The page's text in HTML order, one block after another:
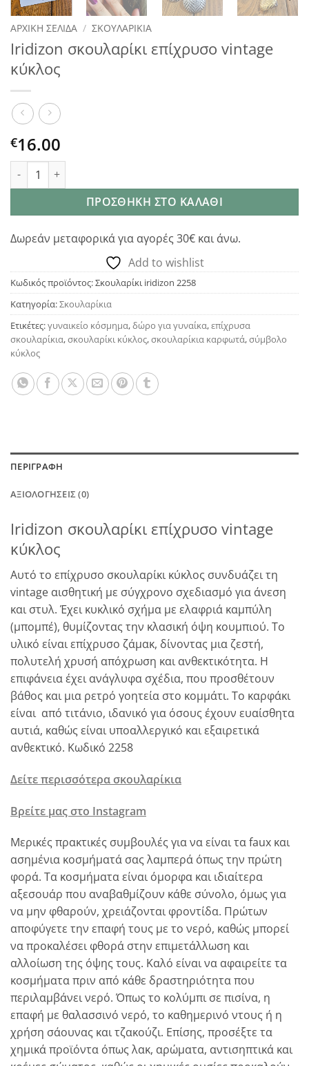
ΑΡΧΙΚΉ ΣΕΛΊΔΑ / ΣΚΟΥΛΑΡΊΚΙΑ
Iridizon σκουλαρίκι επίχρυσο vintage
κύκλος
€16.00
Iridizon σκουλαρίκι επίχρυσο vintage κύκλος ποσότητα
ΠΡΟΣΘΉΚΗ ΣΤΟ ΚΑΛΆΘΙ
Δωρεάν μεταφορικά για αγορές 30€ και άνω.
Add to wishlist
Κωδικός προϊόντος:Σκουλαρίκι iridizon 2258
Κατηγορία:Σκουλαρίκια
Ετικέτες:γυναικείο κόσμημα,δώρο για γυναίκα,επίχρυσα
σκουλαρίκια,σκουλαρίκι κύκλος,σκουλαρίκια καρφωτά,σύμβολο
κύκλος
ΠΕΡΙΓΡΑΦΉ
ΑΞΙΟΛΟΓΉΣΕΙΣ (0)
Iridizon σκουλαρίκι επίχρυσο vintage
κύκλος
Αυτό το επίχρυσο σκουλαρίκι κύκλος συνδυάζει τη
vintage αισθητική με σύγχρονο σχεδιασμό για άνεση
και στυλ. Έχει κυκλικό σχήμα με ελαφριά καμπύλη
(μπομπέ), θυμίζοντας την κλασική όψη κουμπιού. Το
υλικό είναι επίχρυσο ζάμακ, δίνοντας μια ζεστή,
πολυτελή χρυσή απόχρωση και ανθεκτικότητα. Η
επιφάνεια έχει ανάγλυφα σχέδια, που προσθέτουν
βάθος και μια ρετρό γοητεία στο κομμάτι. Το καρφάκι
είναι από τιτάνιο, ιδανικό για όσους έχουν ευαίσθητα
αυτιά, καθώς είναι υποαλλεργικό και εξαιρετικά
ανθεκτικό. Κωδικό 2258
Δείτε περισσότερα σκουλαρίκια
Βρείτε μας στο Instagram
Μερικές πρακτικές συμβουλές για να είναι τα faux και
ασημένια κοσμήματά σας λαμπερά όπως την πρώτη
φορά. Τα κοσμήματα είναι όμορφα και ιδιαίτερα
αξεσουάρ που αναβαθμίζουν κάθε σύνολο, όμως για
να μην φθαρούν, χρειάζονται φροντίδα. Πρώτων
αποφύγετε την επαφή τους με το νερό, καθώς μπορεί
να προκαλέσει φθορά στην επιμετάλλωση και
αλλοίωση της όψης τους. Καλό είναι να αφαιρείτε τα
κοσμήματα πριν από κάθε δραστηριότητα που
περιλαμβάνει νερό. Όπως το κολύμπι σε πισίνα, η
επαφή με θαλασσινό νερό, το καθημερινό ντους ή η
χρήση σάουνας και τζακούζι. Επίσης, προσέξτε τα
χημικά προϊόντα όπως λακ, αρώματα, αντισηπτικά και